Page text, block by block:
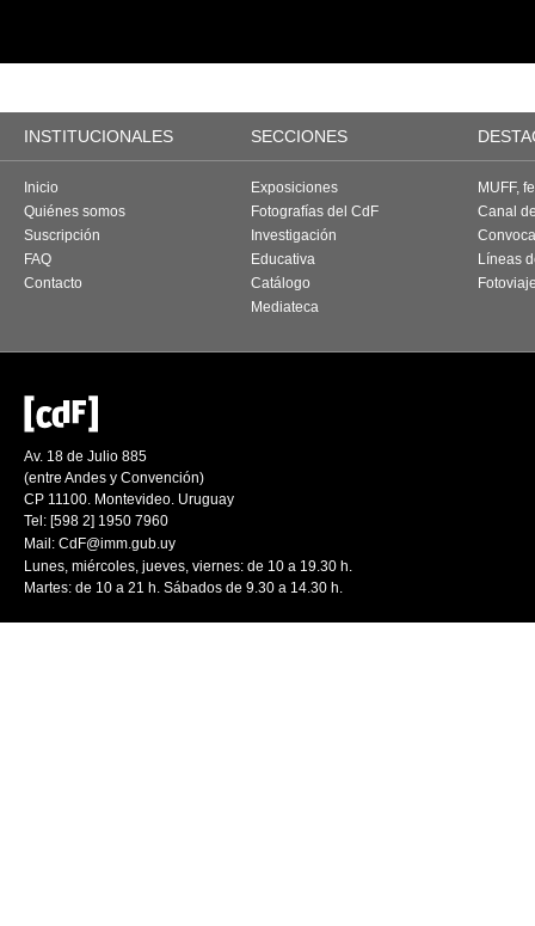
INSTITUCIONALES SECCIONES
Inicio
Quiénes somos
Suscripción
FAQ
Contacto
Exposiciones
Fotografías del CdF
Investigación
Educativa
Catálogo
Mediateca
MUFF,
Canal
Líneas
Av. 18 de Julio 885
(entre Andes y Convención)
CP 11100. Montevideo. Uruguay
Tel: [598 2] 1950 7960
Mail: CdF@imm.gub.uy
Lunes, miércoles, jueves, viernes: de 10 a 19.30 h.
Martes: de 10 a 21 h. Sábados de 9.30 a 14.30 h.